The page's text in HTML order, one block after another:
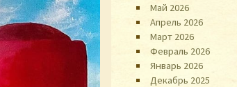
Май 2026
Апрель 2026
Март 2026
Февраль 2026
Январь 2026
Декабрь 2025